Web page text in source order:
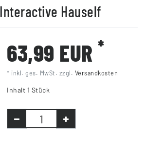
Interactive Hauself
63,99 EUR*
* inkl. ges. MwSt. zzgl. Versandkosten
Inhalt 1 Stück